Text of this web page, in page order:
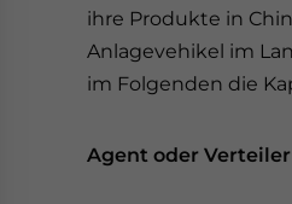
ihre Produkte in
Anlagevehikel im
im Folgenden die
Agent oder Verteiler